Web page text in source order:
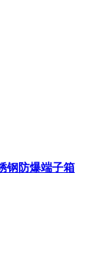
钢防爆端子箱